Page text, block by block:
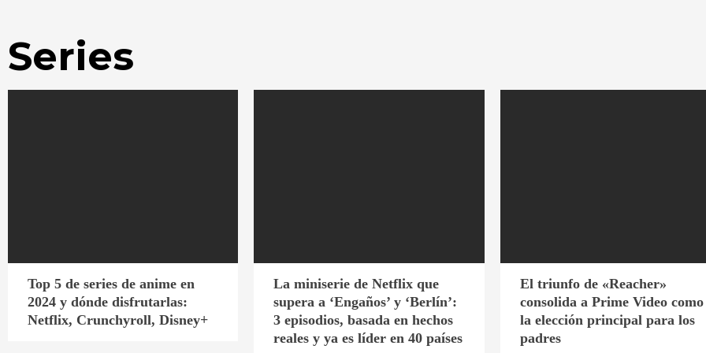
Series
Top 5 de series de anime en
2024 y dónde disfrutarlas:
Netflix, Crunchyroll, Disney+
La miniserie de Netflix que
supera a ‘Engaños’ y ‘Berlín’:
3 episodios, basada en hechos
reales y ya es líder en 40 países
El triunfo de «Reacher»
consolida a Prime Video como
la elección principal para los
padres